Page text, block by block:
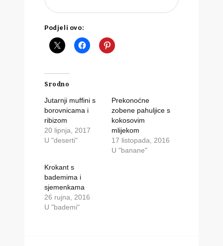
Podjeli ovo:
Srodno
Jutarnji muffini s
borovnicama i
ribizom
20 lipnja, 2017
U "deserti"
Prekonoćne
zobene pahuljice s
kokosovim
mlijekom
17 listopada, 2016
U "banane"
Krokant s
bademima i
sjemenkama
26 rujna, 2016
U "bademi"